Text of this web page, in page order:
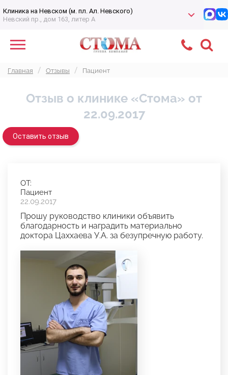
Клиника на Невском (м. пл. Ал. Невского)
Невский пр., дом 163, литер А
Главная Отзывы Пациент
Отзыв о клинике «Стома» от
22.09.2017
Оставить отзыв
ОТ:
Пациент
22.09.2017
Прошу руководство клиники объявить
благодарность и наградить материально
доктора Цаххаева У.А. за безупречную работу.